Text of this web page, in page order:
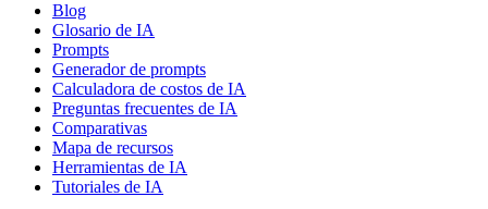
Blog
Glosario de IA
Prompts
Generador de prompts
Calculadora de costos de IA
Preguntas frecuentes de IA
Comparativas
Mapa de recursos
Herramientas de IA
Tutoriales de IA